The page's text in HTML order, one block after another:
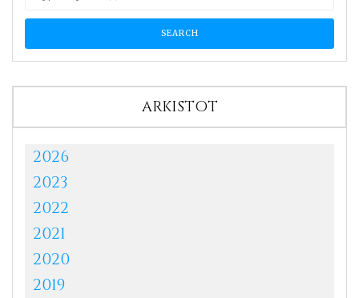
ARKISTOT
2026
2023
2022
2021
2020
2019